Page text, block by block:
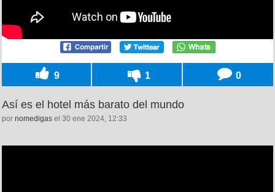
9 1 0
Así es el hotel más barato del mundo
por nomedigas el 30 ene 2024, 12:33